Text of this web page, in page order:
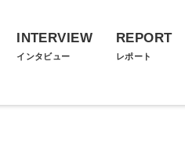
INTERVIEW
インタビュー
REPORT
レポート